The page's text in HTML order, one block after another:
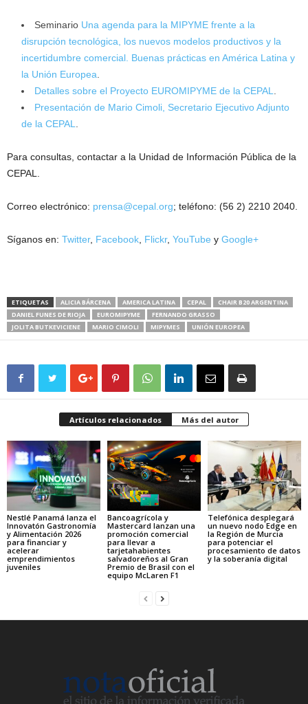
Seminario Una agenda para la MIPYME frente a la
disrupción tecnológica, los nuevos modelos productivos y la
incertidumbre comercial. Buenas prácticas en América Latina y
la Unión Europea
Detalles sobre el Proyecto EUROMIPYME de la CEPAL
Presentación de Mario Cimoli, Secretario Ejecutivo Adjunto
de la CEPAL
Para consultas, contactar a la Unidad de Información Pública de la
CEPAL.
Correo electrónico: prensa@cepal.org; teléfono: (56 2) 2210 2040.
Síganos en: Twitter, Facebook Flickr, YouTube y Google+
ETIQUETAS ALICIA BÁRCENA AMERICA LATINA CEPAL
CHAIR B20 ARGENTINA
DANIEL FUNES DE RIOJA
EUROMIPYME
FERNANDO GRASSO
JOLITA BUTKEVICIENE
MARIO CIMOLI MIPYMES UNIÓN EUROPEA
Artículos relacionados Más del autor
Nestlé Panamá lanza el
Innovatón Gastronomía
y Alimentación 2026
para financiar y
acelerar
emprendimientos
juveniles
Bancoagrícola y
Mastercard lanzan una
promoción comercial
para llevar a
tarjetahabientes
salvadoreños al Gran
Premio de Brasil con el
equipo McLaren F1
Telefónica desplegará
un nuevo nodo Edge en
la Región de Murcia
para potenciar el
procesamiento de datos
y la soberanía digital